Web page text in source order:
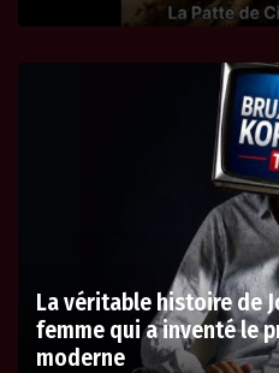
La véritable histoire de
femme qui a inventé le
moderne